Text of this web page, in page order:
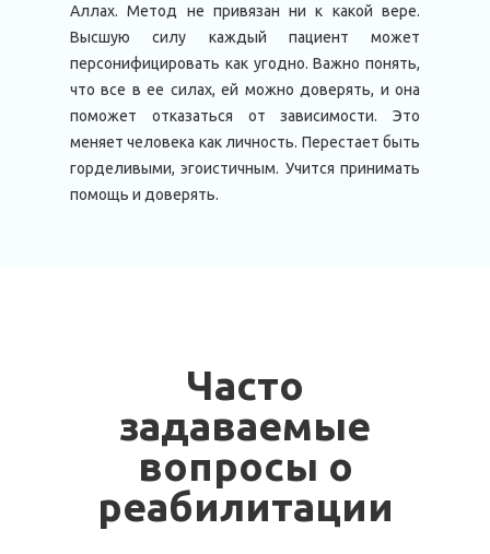
Аллах. Метод не привязан ни к какой вере.
Высшую силу каждый пациент может
персонифицировать как угодно. Важно понять,
что все в ее силах, ей можно доверять, и она
поможет отказаться от зависимости. Это
меняет человека как личность. Перестает быть
горделивыми, эгоистичным. Учится принимать
помощь и доверять.
Часто
задаваемые
вопросы о
реабилитации